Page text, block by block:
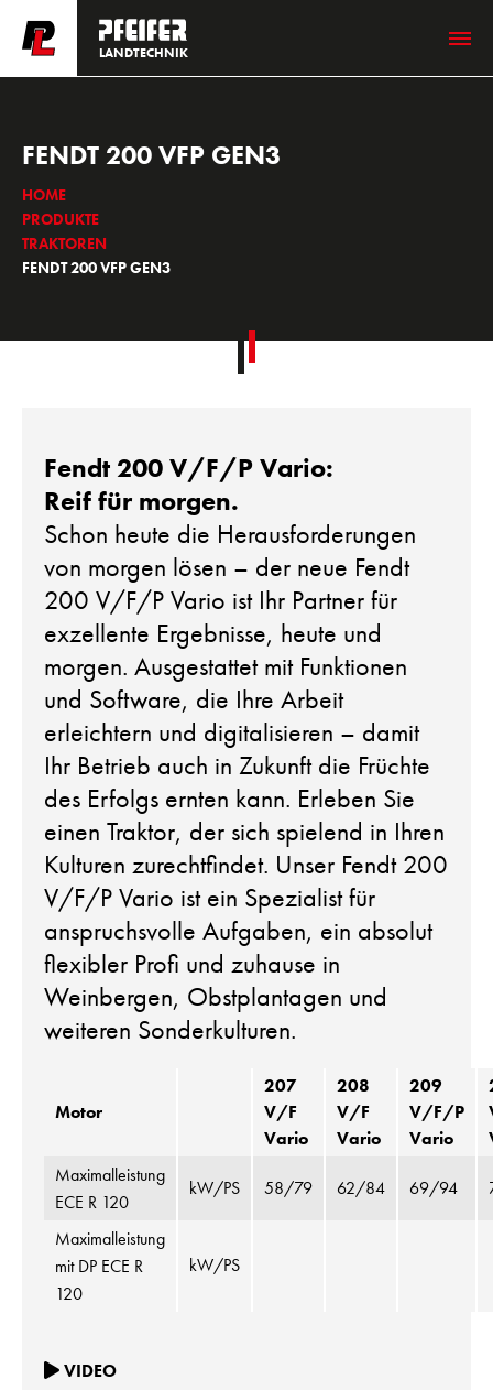
LANDTECHNIK
FENDT 200 VFP GEN3
HOME
PRODUKTE
TRAKTOREN
FENDT 200 VFP GEN3
Fendt 200 V/F/P Vario:
Reif für morgen.
Schon heute die Herausforderungen
von morgen lösen – der neue Fendt
200 V/F/P Vario ist Ihr Partner für
exzellente Ergebnisse, heute und
morgen. Ausgestattet mit Funktionen
und Software, die Ihre Arbeit
erleichtern und digitalisieren – damit
Ihr Betrieb auch in Zukunft die Früchte
des Erfolgs ernten kann. Erleben Sie
einen Traktor, der sich spielend in Ihren
Kulturen zurechtfindet. Unser Fendt 200
V/F/P Vario ist ein Spezialist für
anspruchsvolle Aufgaben, ein absolut
flexibler Profi und zuhause in
Weinbergen, Obstplantagen und
weiteren Sonderkulturen.
Motor
207
V/F
Vario
208
V/F
Vario
209
V/F/P
Vario
Maximalleistung
ECE R 120
kW/PS 58/79 62/84 69/94
Maximalleistung
mit DP ECE R
120
kW/PS
VIDEO